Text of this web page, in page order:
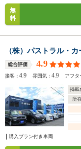
無
料
（株）パストラル・
総合評価 4.9
接客：4.9 雰囲気：4.9 アフタ
掲載
所
購入プラン付き車両